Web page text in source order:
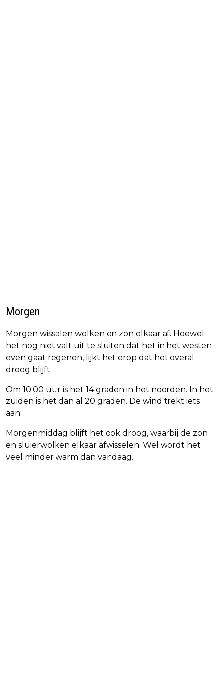
Morgen
Morgen wisselen wolken en zon elkaar af. Hoewel
het nog niet valt uit te sluiten dat het in het westen
even gaat regenen, lijkt het erop dat het overal
droog blijft.
Om 10.00 uur is het 14 graden in het noorden. In het
zuiden is het dan al 20 graden. De wind trekt iets
aan.
Morgenmiddag blijft het ook droog, waarbij de zon
en sluierwolken elkaar afwisselen. Wel wordt het
veel minder warm dan vandaag.